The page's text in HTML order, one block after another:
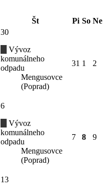
Št Pi So Ne
30
Vývoz
komunálneho
odpadu
Mengusovce
(Poprad)
31 1 2
6
Vývoz
komunálneho
odpadu
Mengusovce
(Poprad)
7 8 9
13